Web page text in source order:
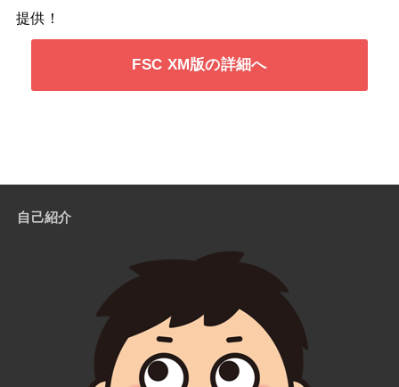
提供！
FSC XM版の詳細へ
自己紹介